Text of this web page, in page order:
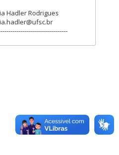
Hadler Rodrigues